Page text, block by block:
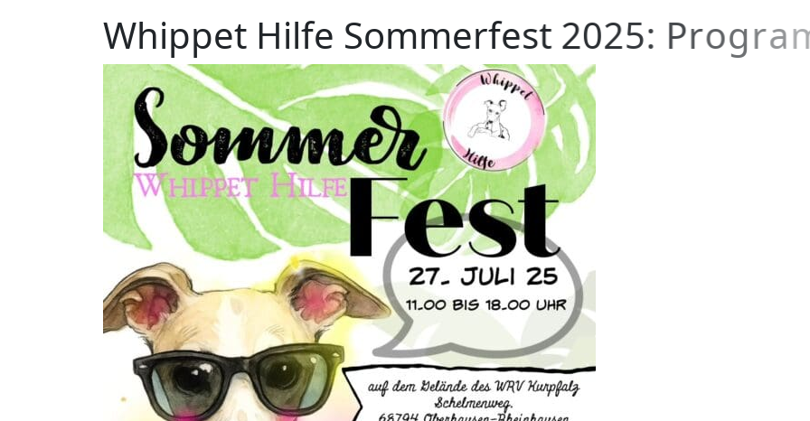
Whippet Hilfe Sommerfest 2025: Progra